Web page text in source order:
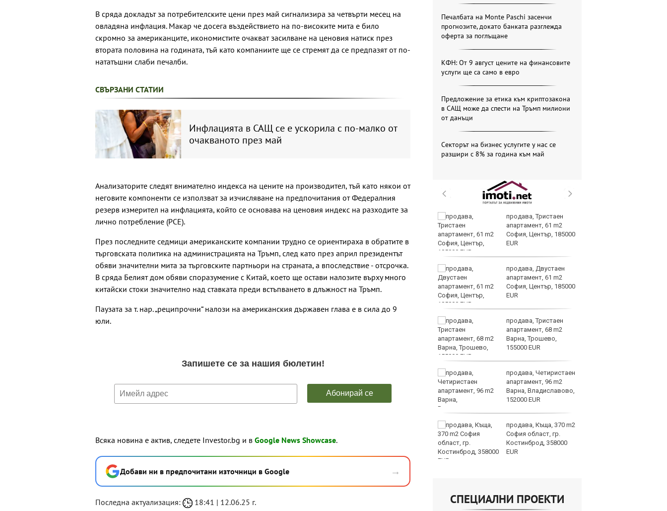
В сряда докладът за потребителските цени през май сигнализира за четвърти месец на
овладяна инфлация. Макар че досега въздействието на по-високите мита е било
скромно за американците, икономистите очакват засилване на ценовия натиск през
втората половина на годината, тъй като компаниите ще се стремят да се предпазят от по-
нататъшни слаби печалби.
СВЪРЗАНИ СТАТИИ
Инфлацията в САЩ се е ускорила с по-малко от
очакваното през май
Анализаторите следят внимателно индекса на цените на производител, тъй като някои от
неговите компоненти се използват за изчисляване на предпочитания от Федералния
резерв измерител на инфлацията, който се основава на ценовия индекс на разходите за
лично потребление (РСЕ).
През последните седмици американските компании трудно се ориентираха в обратите в
търговската политика на администрацията на Тръмп, след като през април президентът
обяви значителни мита за търговските партньори на страната, а впоследствие - отсрочка.
В сряда Белият дом обяви споразумение с Китай, което ще остави налозите върху много
китайски стоки значително над ставката преди встъпването в длъжност на Тръмп.
Паузата за т. нар. „реципрочни“ налози на американския държавен глава е в сила до 9
юли.
Всяка новина е актив, следете Investor.bg и в Google News Showcase.
Добави ни в предпочитани източници в Google →
Последна актуализация: 18:41 | 12.06.25 г.
Печалбата на Monte Paschi засенчи
прогнозите, докато банката разглежда
оферта за поглъщане
КФН: От 9 август цените на финансовите
услуги ще са само в евро
Предложение за етика към криптозакона
в САЩ може да спести на Тръмп милиони
от данъци
Секторът на бизнес услугите у нас се
разшири с 8% за година към май
Костадинов: Радев се
безотговорност,
докато търгува с държавата
Днес е
Международният ден
на бирата
продава, Тристаен
апартамент, 61 m2
София, Център, 185000
EUR
продава, Двустаен
апартамент, 61 m2
София, Център, 185000
EUR
продава, Тристаен
апартамент, 68 m2
Варна, Трошево,
155000 EUR
продава, Четиристаен
апартамент, 96 m2
Варна, Владиславово,
152000 EUR
продава, Къща, 370 m2
София област, гр.
Костинброд, 358000
EUR
СПЕЦИАЛНИ ПРОЕКТИ